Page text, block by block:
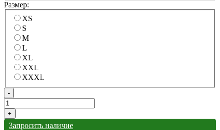
Размер:
XS
S
M
L
XL
XXL
XXXL
-
+
Запросить наличие